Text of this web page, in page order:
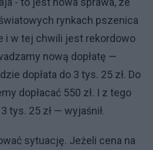
rynkach pszenica
i w tej chwili jest rekordowo
nową dopłatę —
dopłata do 3 tys. 25 zł. Do
dopłacać 550 zł. I z tego
tys. 25 zł — wyjaśnił.
sytuację. Jeżeli cena na